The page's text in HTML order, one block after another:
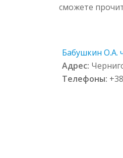
сможете
Бабушкин О.А.
Адрес:
Телефоны: